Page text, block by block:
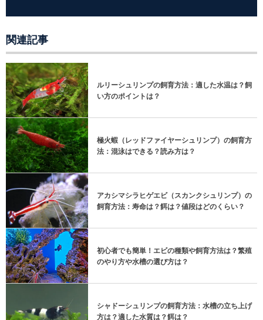
関連記事
ルリーシュリンプの飼育方法：適した水温は？飼
い方のポイントは？
極火蝦（レッドファイヤーシュリンプ）の飼育方
法：混泳はできる？読み方は？
アカシマシラヒゲエビ（スカンクシュリンプ）の
飼育方法：寿命は？餌は？値段はどのくらい？
初心者でも簡単！エビの種類や飼育方法は？繁殖
のやり方や水槽の選び方は？
シャドーシュリンプの飼育方法：水槽の立ち上げ
方は？適した水質は？餌は？